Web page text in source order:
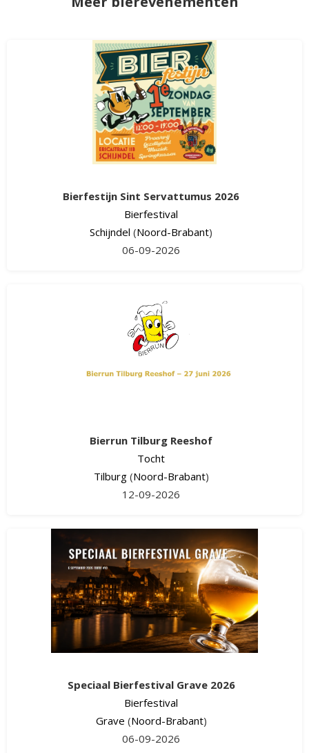
Bierfestijn Sint Servattumus 2026
Bierfestival
Schijndel (Noord-Brabant)
06-09-2026
Bierrun Tilburg Reeshof
Tocht
Tilburg(Noord-Brabant)
12-09-2026
Speciaal Bierfestival Grave 2026
Bierfestival
Grave (Noord-Brabant)
06-09-2026